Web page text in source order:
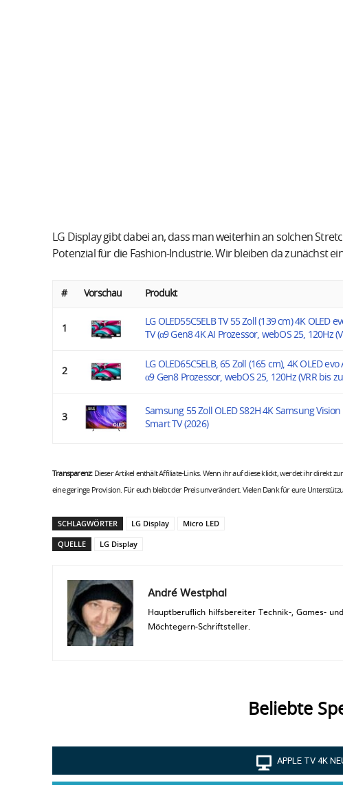
LG Display gibt dabei an, dass man weiterhin an solchen
Potenzial für die Fashion-Industrie. Wir bleiben da zunächst
# Vorschau Produkt
1
LG OLED55C5ELB TV 55 Zoll (139 cm) 4K OLED
TV (α9 Gen8 4K AI Prozessor, webOS 25, 120Hz
2
LG OLED65C5ELB, 65 Zoll (165 cm), 4K OLED evo
α9 Gen8 Prozessor, webOS 25, 120Hz (VRR bis
3
Samsung 55 Zoll OLED S82H 4K Samsung Vision
Smart TV (2026)
Transparenz:Dieser Artikel enthält Affiliate-Links. Wenn ihr auf diese klickt, werdet ihr direkt
eine geringe Provision. Für euch bleibt der Preis unverändert. Vielen Dank für eure
SCHLAGWÖRTER LG Display
Micro LED
QUELLE
LG Display
André Westphal
Hauptberuflich hilfsbereiter Technik-, Games-
Möchtegern-Schriftsteller.
Beliebte
APPLE TV 4K